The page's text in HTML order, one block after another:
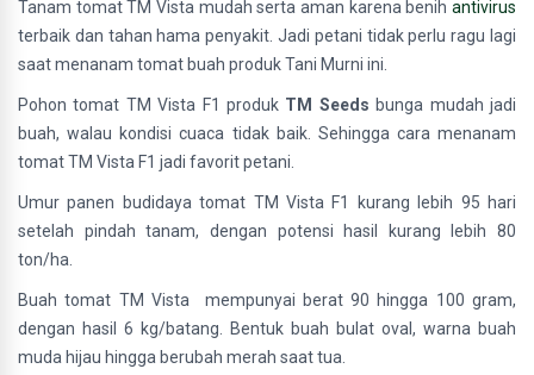
Tanam tomat TM Vista mudah serta aman karena benih antivirus
terbaik dan tahan hama penyakit. Jadi petani tidak perlu ragu lagi
saat menanam tomat buah produk Tani Murni ini.
Pohon tomat TM Vista F1 produk TM Seeds bunga mudah jadi
buah, walau kondisi cuaca tidak baik. Sehingga cara menanam
tomat TM Vista F1 jadi favorit petani.
Umur panen budidaya tomat TM Vista F1 kurang lebih 95 hari
setelah pindah tanam, dengan potensi hasil kurang lebih 80
ton/ha.
Buah tomat TM Vista mempunyai berat 90 hingga 100 gram,
dengan hasil 6 kg/batang. Bentuk buah bulat oval, warna buah
muda hijau hingga berubah merah saat tua.